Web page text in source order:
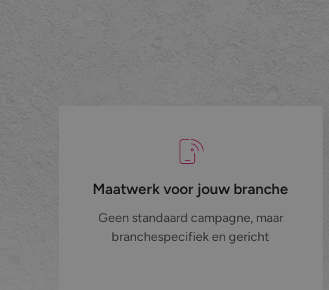
Maatwerk voor jouw branche
Geen standaard campagne, maar
branchespecifiek en gericht